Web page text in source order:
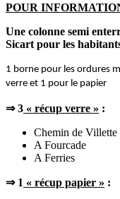
POUR
Une colonne semi
Sicart pour les
1 borne pour les ordures
verre et 1 pour le papier
⇒ 3 « récup verre » :
Chemin de Villette
A Fourcade
A Ferries
⇒ 1 « récup papier » :